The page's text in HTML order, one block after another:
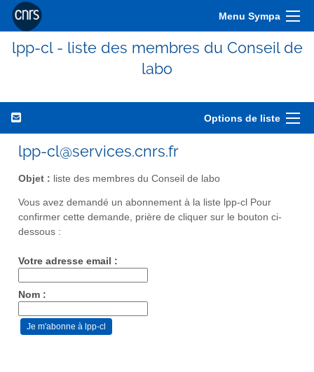
Menu Sympa
lpp-cl - liste des membres du Conseil de
labo
Options de liste
lpp-cl@services.cnrs.fr
Objet : liste des membres du Conseil de labo
Vous avez demandé un abonnement à la liste lpp-cl Pour
confirmer cette demande, prière de cliquer sur le bouton ci-
dessous :
Votre adresse email :
Nom :